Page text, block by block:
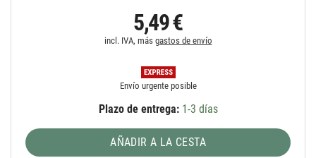
5,49 €
incl. IVA, más gastos de envío
Envío urgente posible
Plazo de entrega:1-3 días
AÑADIR A LA CESTA